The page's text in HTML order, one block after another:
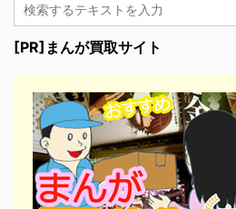
[PR]まんが買取サイト